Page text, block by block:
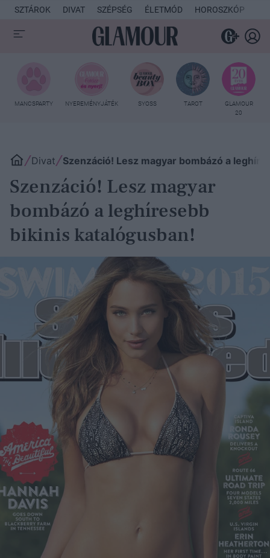
SZTÁROK DIVAT SZÉPSÉG ÉLETMÓD HOROSZKÓP
MANCSPARTY NYEREMÉNYJÁTÉK SYOSS TAROT
GLAMOUR
20
Divat Szenzáció! Lesz magyar bombázó a
Szenzáció! Lesz magyar
bombázó a leghíresebb
bikinis katalógusban!